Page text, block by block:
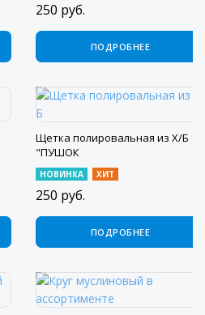
250 руб.
ПОДРОБНЕЕ
Щетка полировальная из Х/Б
"ПУШОК
НОВИНКА ХИТ
250 руб.
ПОДРОБНЕЕ